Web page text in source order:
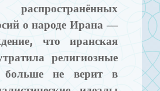
о народе Ирана —
что иранская
религиозные
больше не верит в